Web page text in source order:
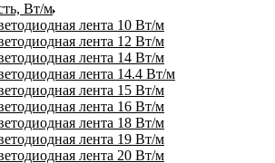
Вт/м
лента 10 Вт/м
лента 12 Вт/м
лента 14 Вт/м
лента 14.4 Вт/м
лента 15 Вт/м
лента 16 Вт/м
лента 18 Вт/м
лента 19 Вт/м
лента 20 Вт/м